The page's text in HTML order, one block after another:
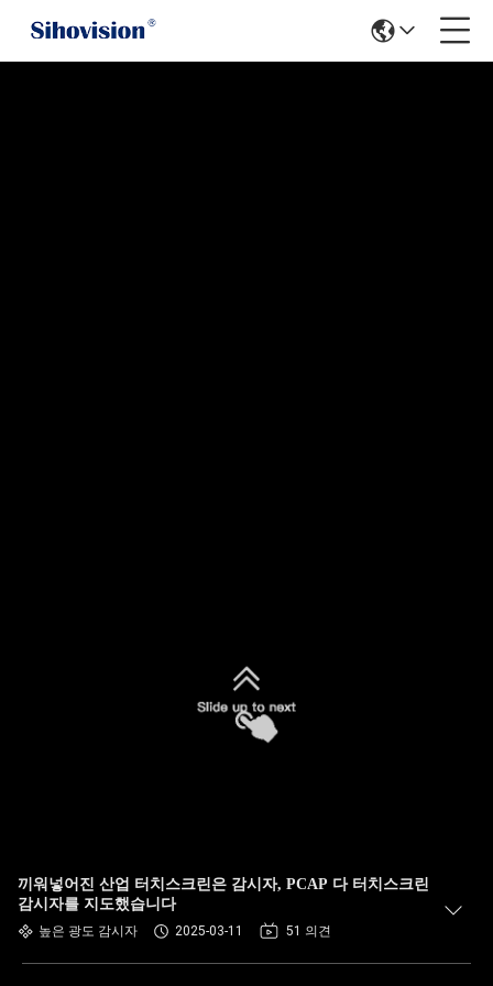
끼워넣어진 산업 터치스크린은 감시자, PCAP 다 터치스크린
감시자를 지도했습니다
높은 광도 감시자 2025-03-11 51 의견